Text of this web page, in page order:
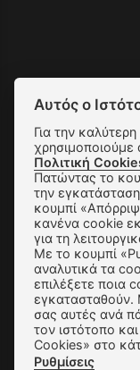
Τρόποι
Αυτός ο
Για την
Πολιτική
Πατώντας το κουμπί «Αποδοχή όλων»
την
κουμπί
κανένα cookie
για τη
Με το κουμπί
αναλυτικά τα
επιλέξετε ποια
εγκατασταθούν.
σας αυτές ανά
τον ιστότοπο
Cookies» στο
Ρυθμίσεις